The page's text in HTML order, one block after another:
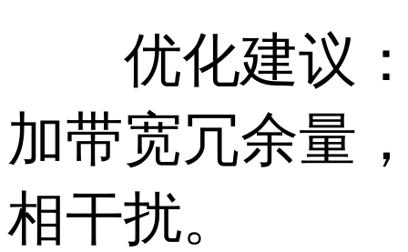
优化建议：
加带宽冗余量
相干扰。